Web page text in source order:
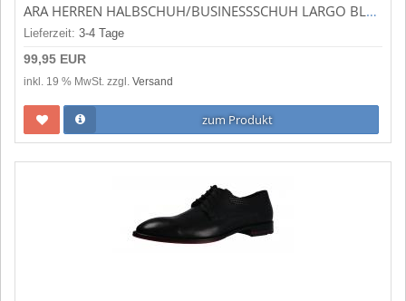
ARA HERREN HALBSCHUH/BUSINESSSCHUH LARGO BLACK (SCHWARZ) 11-38801-01
Lieferzeit: 3-4 Tage
99,95 EUR
inkl. 19 % MwSt. zzgl. Versand
zum Produkt